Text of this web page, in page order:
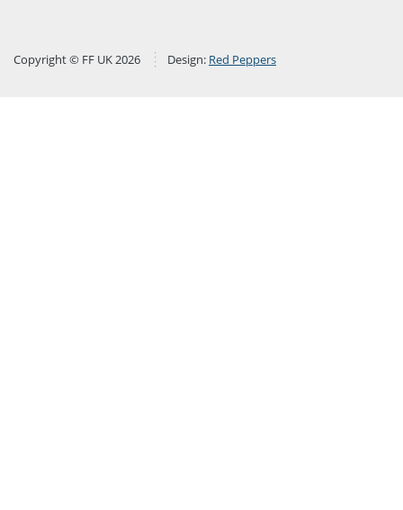
Copyright © FF UK 2026 Design: Red Peppers